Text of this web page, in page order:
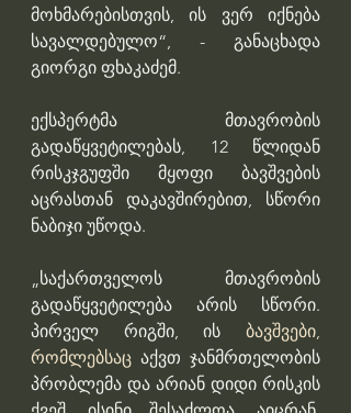
მოხმარებისთვის, ის ვერ იქნება
სავალდებულო“, - განაცხადა
გიორგი ფხაკაძემ.
ექსპერტმა მთავრობის
გადაწყვეტილებას, 12 წლიდან
რისკჯგუფში მყოფი ბავშვების
აცრასთან დაკავშირებით, სწორი
ნაბიჯი უწოდა.
„საქართველოს მთავრობის
გადაწყვეტილება არის სწორი.
პირველ რიგში, ის ბავშვები,
რომლებსაც აქვთ ჯანმრთელობის
პრობლემა და არიან დიდი რისკის